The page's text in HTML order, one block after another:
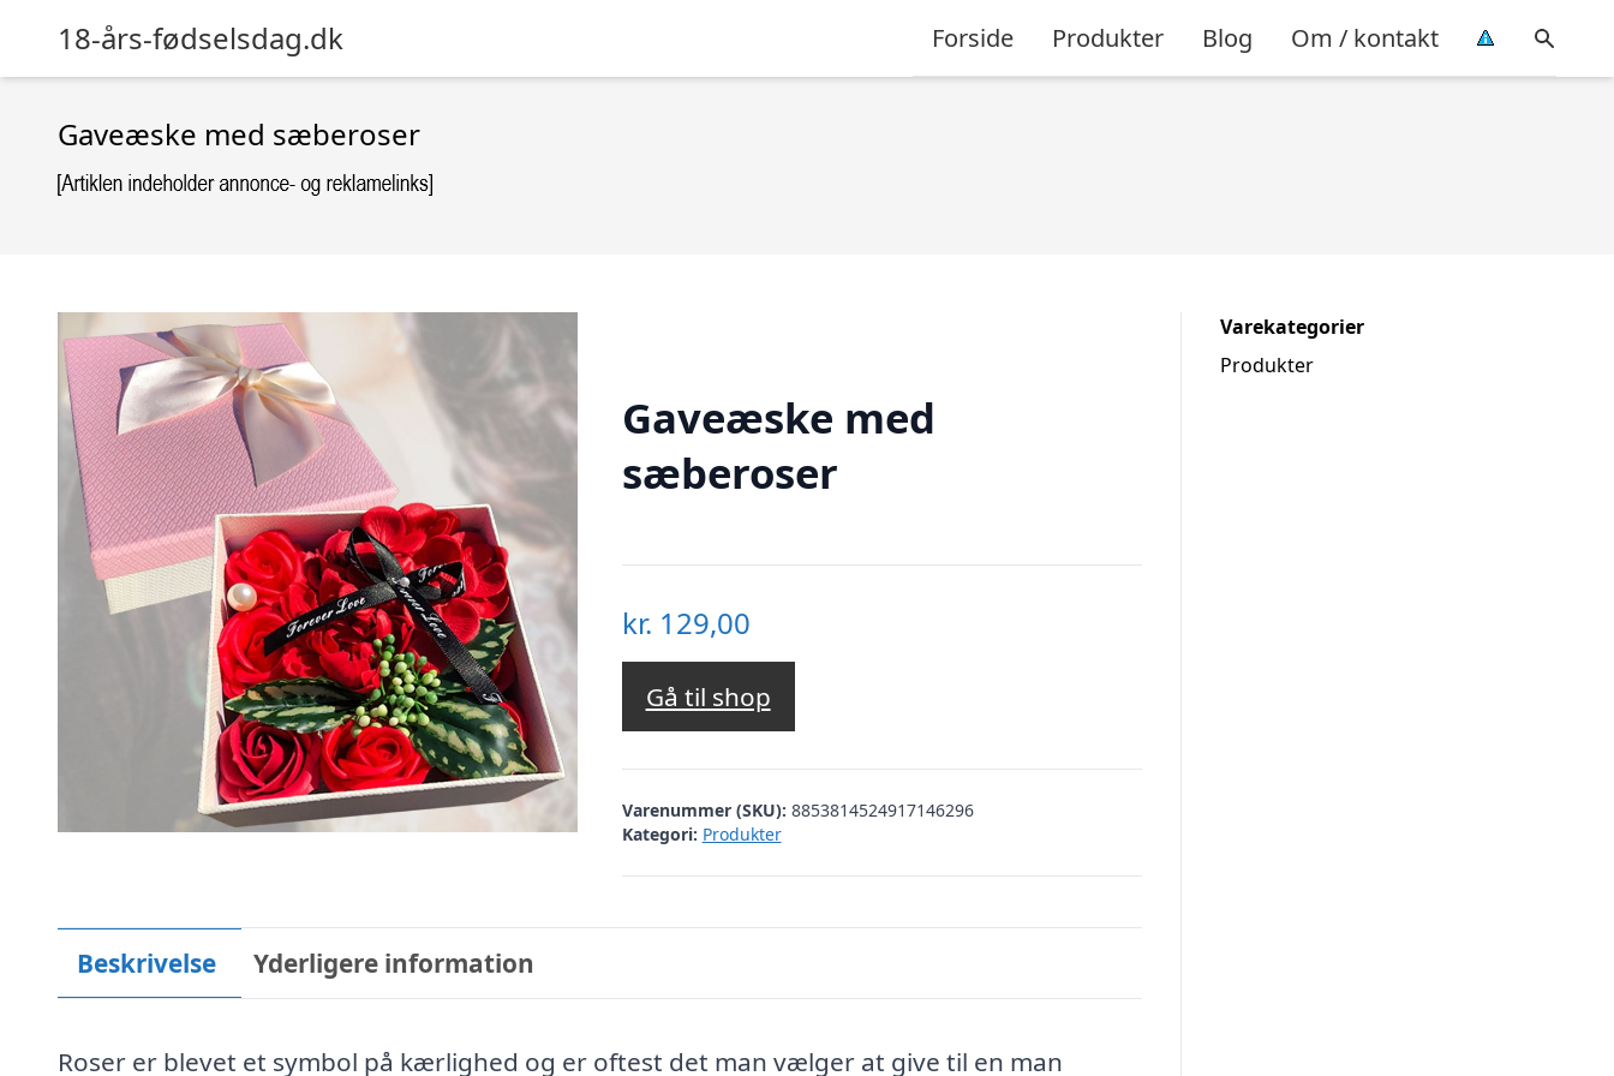
18-års-fødselsdag.dk Forside Produkter Blog Om / kontakt
Gaveæske med sæberoser
Gaveæske med
sæberoser
kr. 129,00
Gå til shop
Varenummer (SKU): 8853814524917146296
Kategori: Produkter
Beskrivelse Yderligere information
Roser er blevet et symbol på kærlighed og er oftest det man vælger at give til en man
Varekategorier
Produkter